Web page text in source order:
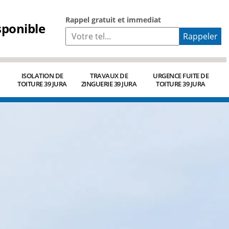
Rappel gratuit et immediat
ISOLATION DE
TOITURE 39 JURA
TRAVAUX DE
ZINGUERIE 39 JURA
URGENCE FUITE DE
TOITURE 39 JURA